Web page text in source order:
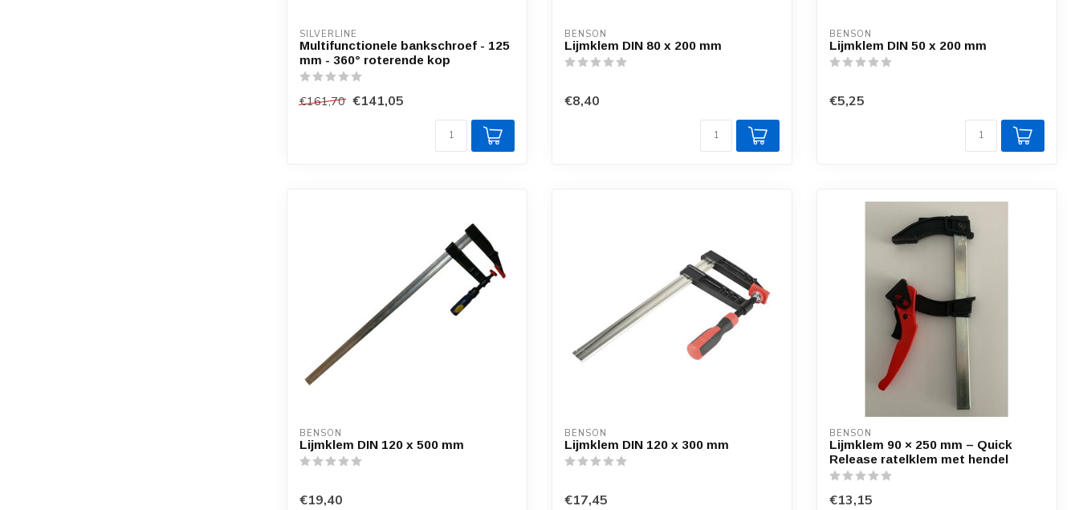
SILVERLINE
Multifunctionele bankschroef - 125
mm - 360° roterende kop
€161,70 €141,05
BENSON
Lijmklem DIN 80 x 200 mm
€8,40
BENSON
Lijmklem DIN 50 x 200 mm
€5,25
BENSON
Lijmklem DIN 120 x 500 mm
€19,40
BENSON
Lijmklem DIN 120 x 300 mm
€17,45
BENSON
Lijmklem 90 × 250 mm – Quick
Release ratelklem met hendel
€13,15